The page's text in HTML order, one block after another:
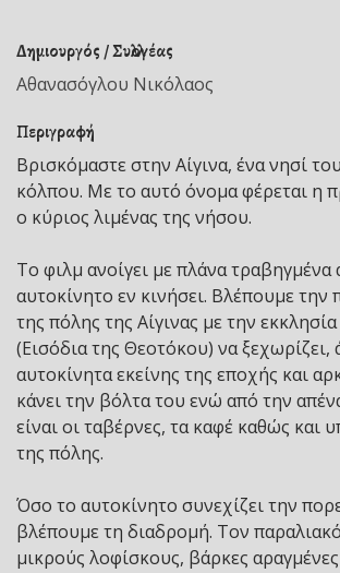
Δημιουργός / Συλλογέας
Αθανασόγλου Νικόλαος
Περιγραφή
Βρισκόμαστε στην Αίγινα, ένα νησί
κόλπου. Με το αυτό όνομα φέρεται η
ο κύριος λιμένας της νήσου.
Το φιλμ ανοίγει με πλάνα τραβηγμένα
αυτοκίνητο εν κινήσει. Βλέπουμε την
της πόλης της Αίγινας με την
(Εισόδια της Θεοτόκου) να ξεχωρίζει,
αυτοκίνητα εκείνης της εποχής και
κάνει την βόλτα του ενώ από την
είναι οι ταβέρνες, τα καφέ καθώς και
της πόλης.
Όσο το αυτοκίνητο συνεχίζει την
βλέπουμε τη διαδρομή. Τον
μικρούς λοφίσκους, βάρκες αραγμένες